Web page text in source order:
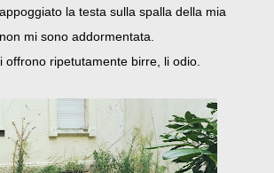
la testa sulla spalla della mia
mi sono addormentata.
offrono ripetutamente birre, li odio.